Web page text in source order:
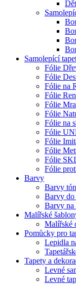
Samolepící
Fólie
Fólie
Fólie na
Fólie
Fólie
Fólie
Fólie na
Fólie
Fólie
Fólie
Fólie
Fólie
Barvy
Barvy
Barvy do
Barvy na
Malířské
Malířské
Pomůcky pro
Lepidla
Tapety a
Levné
Levné